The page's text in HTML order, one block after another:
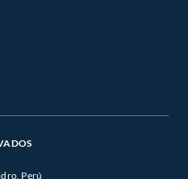
Perú